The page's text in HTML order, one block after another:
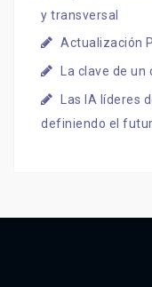
y transversal
Actualización
La clave de
Las IA líderes
definiendo el